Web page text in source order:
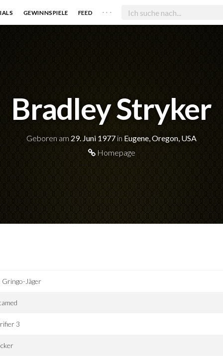
GEWINNSPIELE FEED . . .
Bradley Stryker
Geboren am 29. Juni 1977 in Eugene, Oregon, USA
Homepage
Gringo-Jäger
3